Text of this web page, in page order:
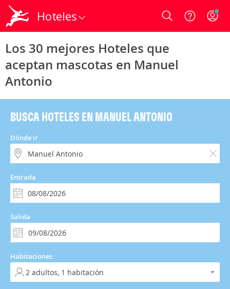
Hoteles Login
Los 30 mejores Hoteles que
aceptan mascotas en Manuel
Antonio
BUSCA HOTELES EN MANUEL ANTONIO
Dónde ir
Entrada
Salida
Habitaciones